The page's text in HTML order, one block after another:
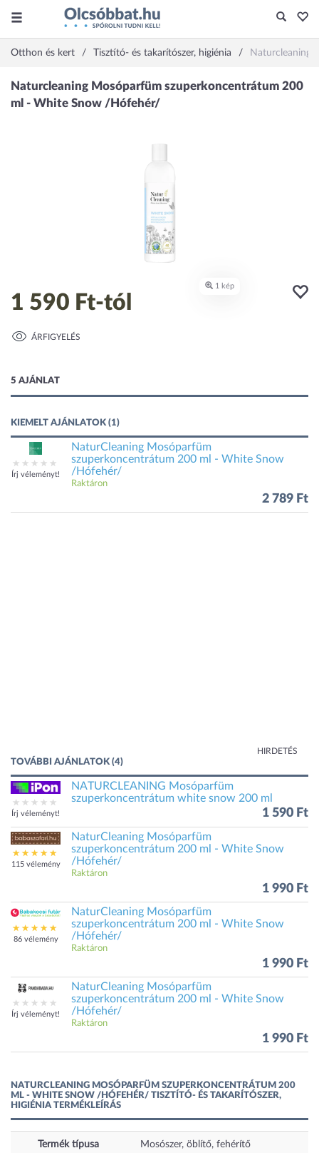
Otthon és kert Tisztító- és takarítószer, higiénia Naturcleaning
1 590 Ft-tól
ÁRFIGYELÉS
5 AJÁNLAT
KIEMELT AJÁNLATOK (1)
Írj véleményt!
NaturCleaning Mosóparfüm
szuperkoncentrátum 200 ml - White Snow
/Hófehér/
Raktáron
2 789 Ft
HIRDETÉS
TOVÁBBI AJÁNLATOK (4)
Írj véleményt!
NATURCLEANING Mosóparfüm
szuperkoncentrátum white snow 200 ml
1 590 Ft
115 vélemény
NaturCleaning Mosóparfüm
szuperkoncentrátum 200 ml - White Snow
/Hófehér/
Raktáron
1 990 Ft
86 vélemény
NaturCleaning Mosóparfüm
szuperkoncentrátum 200 ml - White Snow
/Hófehér/
Raktáron
1 990 Ft
Írj véleményt!
NaturCleaning Mosóparfüm
szuperkoncentrátum 200 ml - White Snow
/Hófehér/
Raktáron
1 990 Ft
NATURCLEANING MOSÓPARFÜM SZUPERKONCENTRÁTUM 200
ML - WHITE SNOW /HÓFEHÉR/ TISZTÍTÓ- ÉS TAKARÍTÓSZER,
HIGIÉNIA TERMÉKLEÍRÁS
Termék típusa Mosószer, öblítő, fehérítő